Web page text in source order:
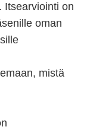
Itsearviointi on
oman
mistä